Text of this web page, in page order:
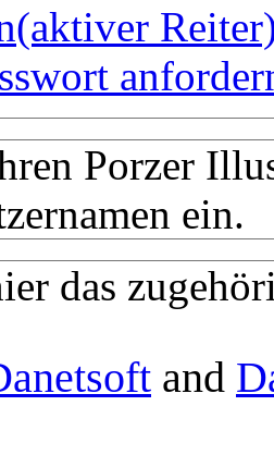
(aktiver
Porzer
ein.
das
and